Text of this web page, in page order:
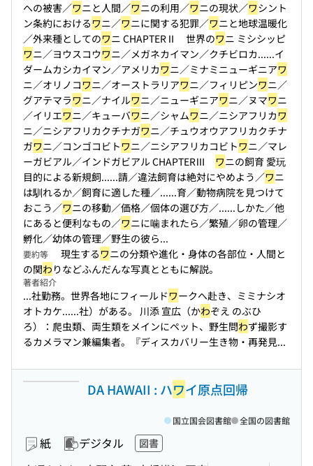
への被害／ワニと人間／ワニの利用／ワニの現状／ワシント
ン条約におけるワニ／ワニに関する犯罪／ワニと地球温暖化
／外来種としてのワニ CHAPTERⅡ 世界のワニ ミシシッピ
ワニ／ヨウスコウワニ／メガネカイマン／クチビロカ......イ
ダームカシカイマン／アメリカワニ／ミナミニューギニアワ
ニ／オリノコワニ／オーストラリアワニ／フィリピンワニ／
グアテマラワニ／ナイルワニ／ニューギニアワニ／ヌマワニ
／イリエワニ／キューバワニ／シャムワニ／ニシアフリカワ
ニ／ニシアフリカクチナガワニ／チュウオウアフリカクチナ
ガワニ／コンゴコビトワニ／ニシアフリカコビトワニ／マレ
ーガビアル／インドガビアル CHAPTERⅢ ワニの飼育 愛玩
目的による新規飼......請／違法飼育は絶対にやめよう／ワニ
は馴れるか／飼育に適した種／......育／動物病院を見つけて
おこう／ワニの移動／価格／個体の選び方／......しかた／他
にあると便利なもの／ワニに噛まれたら／繁殖／卵の管理／
孵化／幼体の管理／野生の彼ら...
要約等 現生するワニの分類や進化・身体の各部位・人間と
の関わ りなどふんだんな写真とともに解説。
著者紹介
...社勤務。世界各地にフィールドワークへ赴き、ミミナシオ
オトカケ......社）がある。 川添 宣広（かわぞえ のぶひ
ろ）：爬虫類、両生類をメインにペット、野生問わず撮影す
るカメラマン兼編集者。『ディスカバリー生き物・再発見...
DA HAWAII : ハワイ原点回帰
紙 デジタル 図書
国立国会図書館 全国の図書館